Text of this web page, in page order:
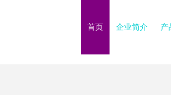
首页 企业简介 产